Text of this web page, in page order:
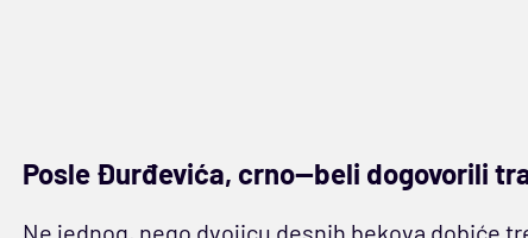
Posle Đurđevića, crno—beli dogovorili
Ne jednog, nego dvojicu desnih bekova dobiće